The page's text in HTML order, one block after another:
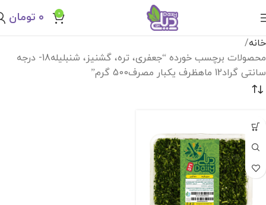
0 ۰ تومان
خانه
محصولات برچسب خورده “جعفری، تره، گشنیز، شنبلیله18- درجه
سانتی گراد12 ماهظرف یکبار مصرف500 گرم”